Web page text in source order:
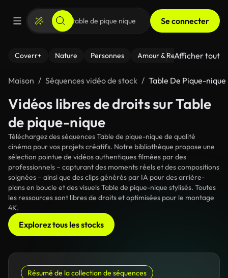
Se connecter
Coverr+ Nature Personnes Amour & Relations Le
Afficher tout
Maison Séquences vidéo de stock Table De Pique-nique
Vidéos libres de droits sur Table
de pique-nique
Téléchargez des séquences Table de pique-nique de qualité
cinéma pour vos projets créatifs. Notre bibliothèque propose une
sélection pointue de vidéos authentiques filmées par des
professionnels – capturant des moments réels et des compositions
soignées – ainsi que des clips générés par IA pour des arrière-
plans en boucle et des visuels Table de pique-nique stylisés. Toutes
les ressources sont libres de droits et optimisées pour le montage
4K.
Explorez tous les stocks
Résumé de la collection de séquences